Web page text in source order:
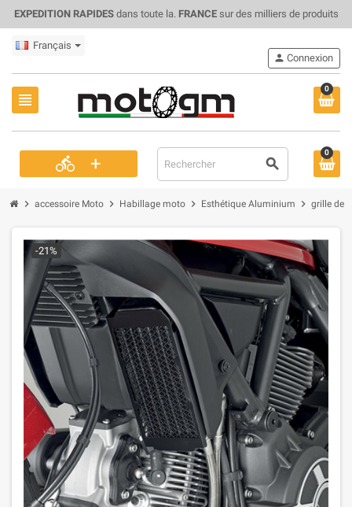
EXPEDITION RAPIDESdans toute la. FRANCEsur des milliers de produits
Français
view_headline
0
directions_bike + search
person Connexion
0
chevron_right accessoire Moto chevron_right Habillage moto chevron_right Esthétique Aluminium chevron_right grille de
-21%